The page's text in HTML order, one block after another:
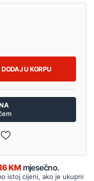
DODAJ U KORPU
KM mjesečno.
istoj cijeni, ako je ukupni